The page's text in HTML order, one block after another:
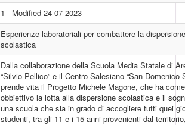
1 - Modified 24-07-2023
Esperienze laboratoriali per combattere la dispersione
scolastica
Dalla collaborazione della Scuola Media Statale di
“Silvio Pellico” e il Centro Salesiano “San Domenico
prende vita il Progetto Michele Magone, che ha come
obbiettivo la lotta alla dispersione scolastica e il
una scuola che sia in grado di accogliere tutti quei
studenti, tra gli 11 e i 15 anni provenienti dal